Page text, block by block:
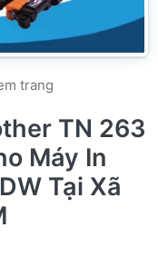
trang
TN 263
Máy In
Tại Xã